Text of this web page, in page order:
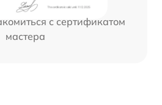
с сертификатом
мастера